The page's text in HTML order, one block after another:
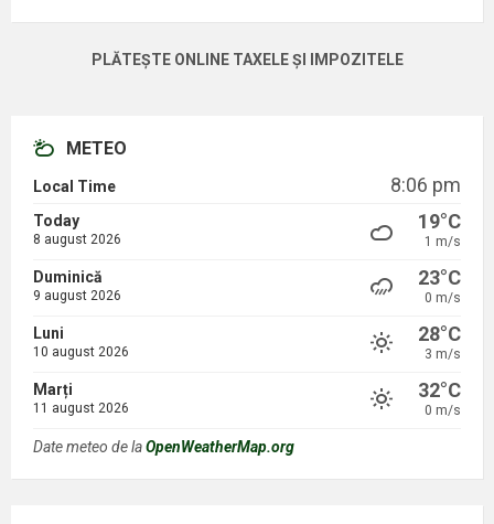
PLĂTEȘTE ONLINE TAXELE ȘI IMPOZITELE
METEO
Local Time 8:06 pm
Today
8 august 2026
19°C
1 m/s
Duminică
9 august 2026
23°C
0 m/s
Luni
10 august 2026
28°C
3 m/s
Marți
11 august 2026
32°C
0 m/s
Date meteo de laOpenWeatherMap.org